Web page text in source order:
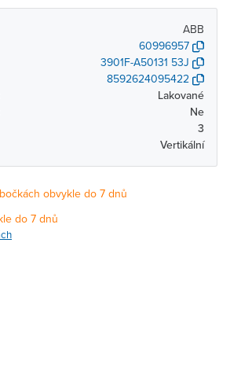
ABB
60996957
3901F-A50131 53J
8592624095422
Lakované
Ne
3
Vertikální
obvykle do 7 dnů
do 7 dnů